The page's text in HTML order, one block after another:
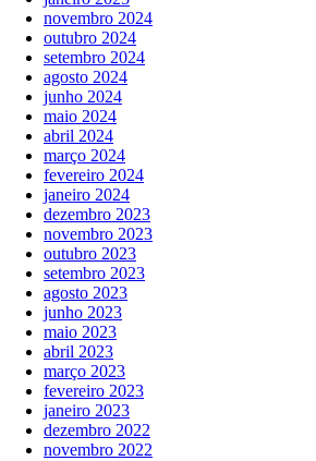
novembro 2024
outubro 2024
setembro 2024
agosto 2024
junho 2024
maio 2024
abril 2024
março 2024
fevereiro 2024
janeiro 2024
dezembro 2023
novembro 2023
outubro 2023
setembro 2023
agosto 2023
junho 2023
maio 2023
abril 2023
março 2023
fevereiro 2023
janeiro 2023
dezembro 2022
novembro 2022